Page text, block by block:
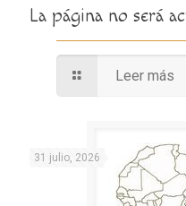
La página no será
Leer más
31 julio, 2026